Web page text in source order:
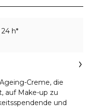
h*
Creme, die
auf Make-up zu
und